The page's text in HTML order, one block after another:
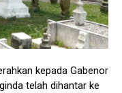
kepada Gabenor
telah dihantar ke